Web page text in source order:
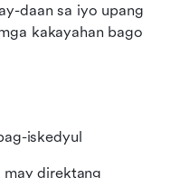
daan sa iyo upang
kakayahan bago
iskedyul
direktang